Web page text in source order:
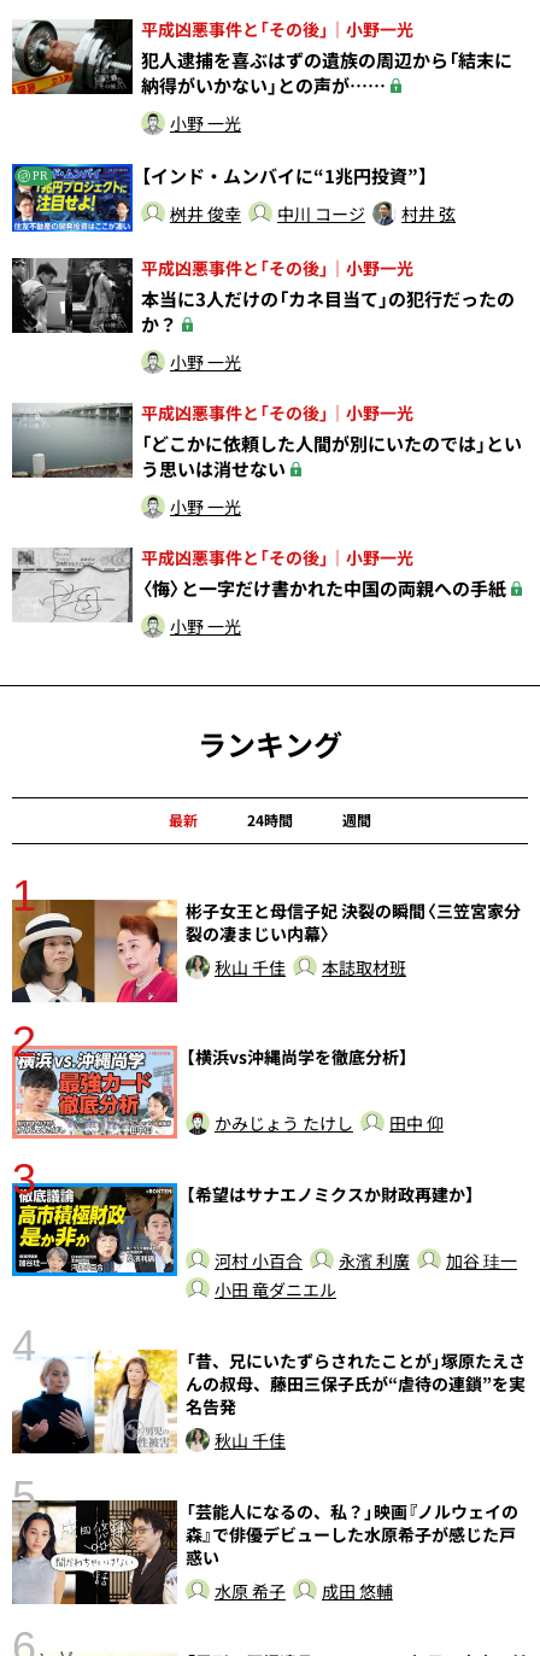
平成凶悪事件と「その後」｜小野一光
犯人逮捕を喜ぶはずの遺族の周辺から「結末に
納得がいかない」との声が……
小野 一光
PR 【インド・ムンバイに“1兆円投資”】
桝井 俊幸 中川 コージ 村井 弦
平成凶悪事件と「その後」｜小野一光
本当に3人だけの「カネ目当て」の犯行だったの
か？
小野 一光
平成凶悪事件と「その後」｜小野一光
「どこかに依頼した人間が別にいたのでは」とい
う思いは消せない
小野 一光
平成凶悪事件と「その後」｜小野一光
〈悔〉と一字だけ書かれた中国の両親への手紙
小野 一光
ランキング
最新 24時間 週間
1
彬子女王と母信子妃 決裂の瞬間〈三笠宮家分
裂の凄まじい内幕〉
秋山 千佳
本誌取材班
2 【横浜vs沖縄尚学を徹底分析】
かみじょう たけし 田中 仰
3 【希望はサナエノミクスか財政再建か】
河村 小百合 永濱 利廣
加谷 珪一
小田 竜ダニエル
4
「昔、兄にいたずらされたことが」塚原たえさ
んの叔母、藤田三保子氏が“虐待の連鎖”を実
名告発
秋山 千佳
5
「芸能人になるの、私？」映画『ノルウェイの
森』で俳優デビューした水原希子が感じた戸
惑い
水原 希子
成田 悠輔